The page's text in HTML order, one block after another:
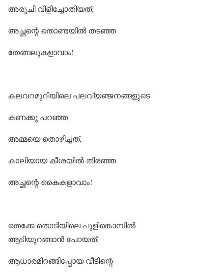
അരുചി വിളിച്ചോതിയത്,
അച്ഛന്റെ തൊണ്ടയിൽ തടഞ്ഞ
തേങ്ങലുകളാവാം!
കലവറമുറിയിലെ പലവ്യഞ്ജനങ്ങളുടെ
കണക്കു പറഞ്ഞ
അമ്മയെ തൊഴിച്ചത്,
കാലിയായ കീശയിൽ തിരഞ്ഞ
അച്ഛന്റെ കൈകളാവാം!
തെക്കേ തൊടിയിലെ പുളിങ്കൊമ്പിൽ
ആടിയുറങ്ങാൻ പോയത്,
ആധാരമിറങ്ങിപ്പോയ വീടിന്റെ